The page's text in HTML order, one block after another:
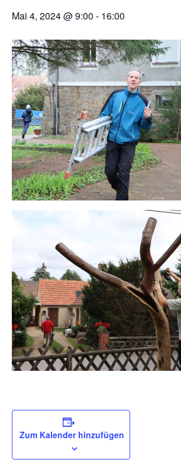
Mai 4, 2024 @ 9:00 - 16:00
Zum Kalender hinzufügen